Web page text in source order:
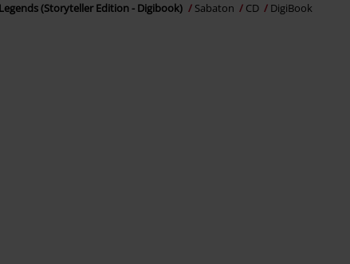
Legends (Storyteller Edition - Digibook) Sabaton CD DigiBook